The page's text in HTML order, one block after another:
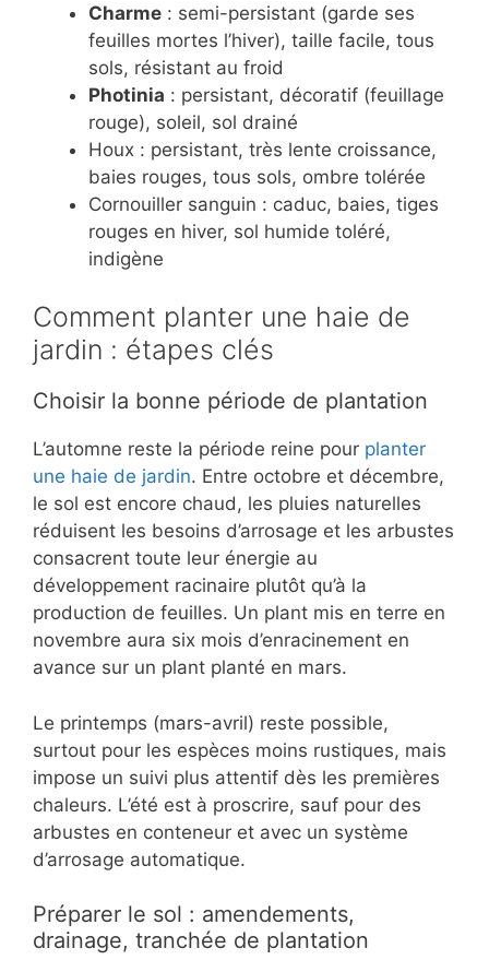
Charme : semi-persistant (garde ses
feuilles mortes l’hiver), taille facile, tous
sols, résistant au froid
Photinia : persistant, décoratif (feuillage
rouge), soleil, sol drainé
Houx : persistant, très lente croissance,
baies rouges, tous sols, ombre tolérée
Cornouiller sanguin : caduc, baies, tiges
rouges en hiver, sol humide toléré,
indigène
Comment planter une haie de
jardin : étapes clés
Choisir la bonne période de plantation
L’automne reste la période reine pour planter
une haie de jardin. Entre octobre et décembre,
le sol est encore chaud, les pluies naturelles
réduisent les besoins d’arrosage et les arbustes
consacrent toute leur énergie au
développement racinaire plutôt qu’à la
production de feuilles. Un plant mis en terre en
novembre aura six mois d’enracinement en
avance sur un plant planté en mars.
Le printemps (mars-avril) reste possible,
surtout pour les espèces moins rustiques, mais
impose un suivi plus attentif dès les premières
chaleurs. L’été est à proscrire, sauf pour des
arbustes en conteneur et avec un système
d’arrosage automatique.
Préparer le sol : amendements,
drainage, tranchée de plantation